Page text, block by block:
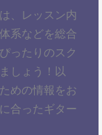
、レッスン内
系などを総合
ったりのスク
しょう！以
めの情報をお
合ったギター